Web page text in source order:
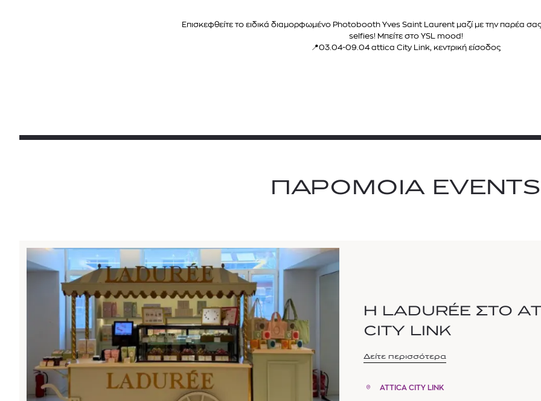
421,00 €
Επισκεφθείτε το ειδικά διαμορφωμένο Photobooth Yves Saint Laurent μαζί με την παρέα
selfies! Μπείτε στο YSL mood!
📍03.04-09.04 attica City Link, κεντρική είσοδος
ΠΑΡΟΜΟΙΑ EVENTS
Η LADURÉE ΣΤΟ
CITY LINK
Δείτε περισσότερα
ATTICA CITY LINK